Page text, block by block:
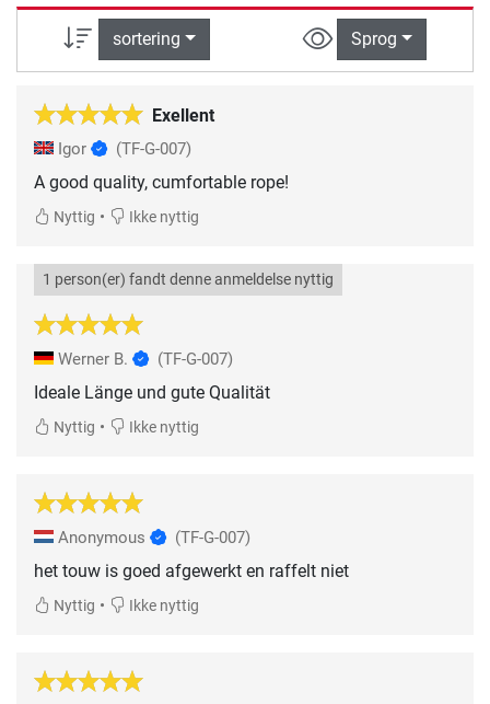
sortering Sprog
Exellent
Igor (TF-G-007)
A good quality, cumfortable rope!
Nyttig • Ikke nyttig
1 person(er) fandt denne anmeldelse nyttig
Werner B. (TF-G-007)
Ideale Länge und gute Qualität
Nyttig • Ikke nyttig
Anonymous (TF-G-007)
het touw is goed afgewerkt en raffelt niet
Nyttig • Ikke nyttig